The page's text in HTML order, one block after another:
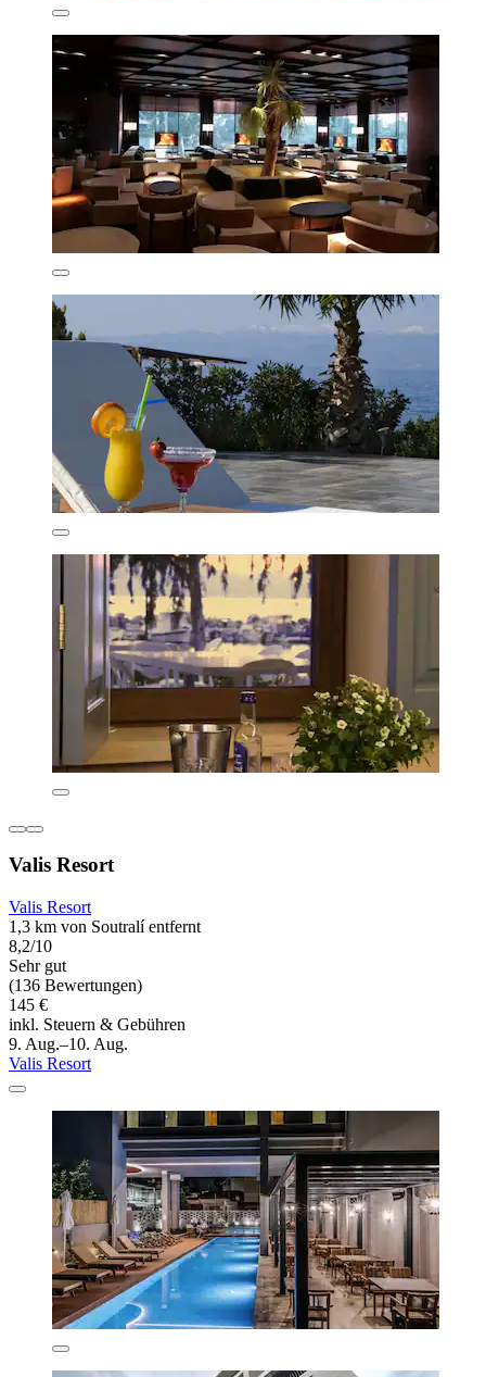
Valis Resort
Valis Resort
1,3 km von Soutralí entfernt
8,2/10
Sehr gut
(136 Bewertungen)
145 €
inkl. Steuern & Gebühren
9. Aug.–10. Aug.
Valis Resort